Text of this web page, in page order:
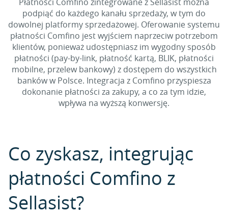
podpiąć do każdego kanału sprzedaży, w tym do
dowolnej platformy sprzedażowej. Oferowanie systemu
płatności Comfino jest wyjściem naprzeciw potrzebom
klientów, ponieważ udostępniasz im wygodny sposób
płatności (pay-by-link, płatność kartą, BLIK, płatności
mobilne, przelew bankowy) z dostępem do wszystkich
banków w Polsce. Integracja z Comfino przyspiesza
dokonanie płatności za zakupy, a co za tym idzie,
wpływa na wyższą konwersję.
Co zyskasz, integrując
płatności Comfino z
Sellasist?